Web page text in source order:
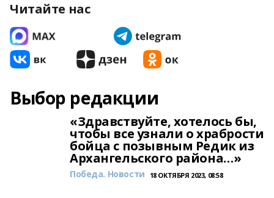
Читайте нас
Выбор редакции
«Здравствуйте, хотелось бы,
чтобы все узнали о храбрости
бойца с позывным Редик из
Архангельского района…»
Победа. Новости 18 ОКТЯБРЯ 2023, 08:58